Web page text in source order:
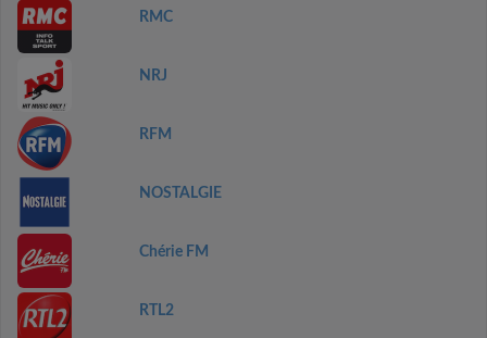
RMC
NRJ
RFM
NOSTALGIE
Chérie FM
RTL2